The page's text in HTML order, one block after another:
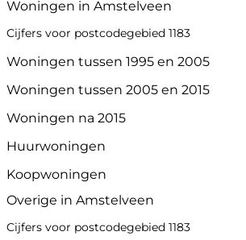
Woningen in Amstelveen
Cijfers voor postcodegebied 1183
Woningen tussen 1995 en 2005
Woningen tussen 2005 en 2015
Woningen na 2015
Huurwoningen
Koopwoningen
Overige in Amstelveen
Cijfers voor postcodegebied 1183